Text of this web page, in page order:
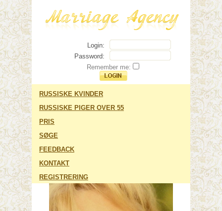
Login:
Password:
Remember me:
RUSSISKE KVINDER
RUSSISKE PIGER OVER 55
PRIS
SØGE
FEEDBACK
KONTAKT
REGISTRERING